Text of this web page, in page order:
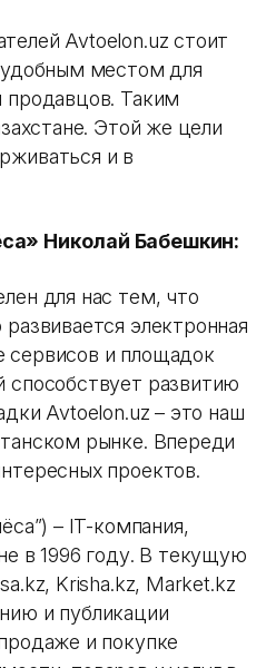
Avtoelon.uz стоит
удобным местом для
продавцов. Таким
Этой же цели
и в
Николай Бабешкин:
для нас тем, что
электронная
и площадок
способствует развитию
Avtoelon.uz – это наш
рынке. Впереди
проектов.
– IT-компания,
в 1996 году. В текущую
Krisha.kz, Market.kz
и публикации
и покупке